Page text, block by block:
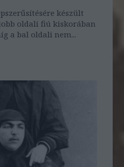
készült
oldali fiú kiskorában
a bal oldali nem...